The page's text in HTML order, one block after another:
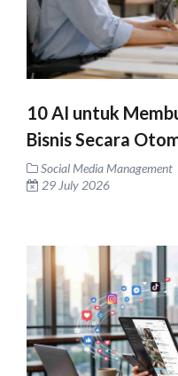
10 AI untuk
Bisnis Secara
Social Media Management
29 July 2026